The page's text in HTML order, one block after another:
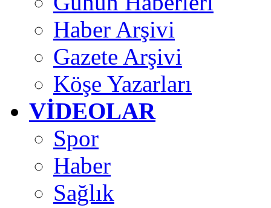
Haber Arşivi
Gazete Arşivi
Köşe Yazarları
VİDEOLAR
Spor
Haber
Sağlık